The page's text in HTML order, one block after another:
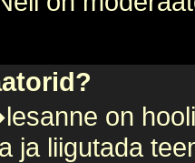
on
ja liigutada